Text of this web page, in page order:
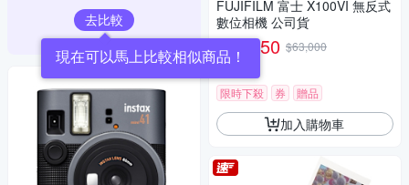
去比較
現在可以馬上比較相似商品！
FUJIFILM 富士 X100VI 無反式
數位相機 公司貨
$59,850 $63,000
限時下殺 券 贈品
加入購物車